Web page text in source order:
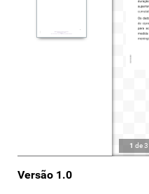
1 de3
Versão 1.0